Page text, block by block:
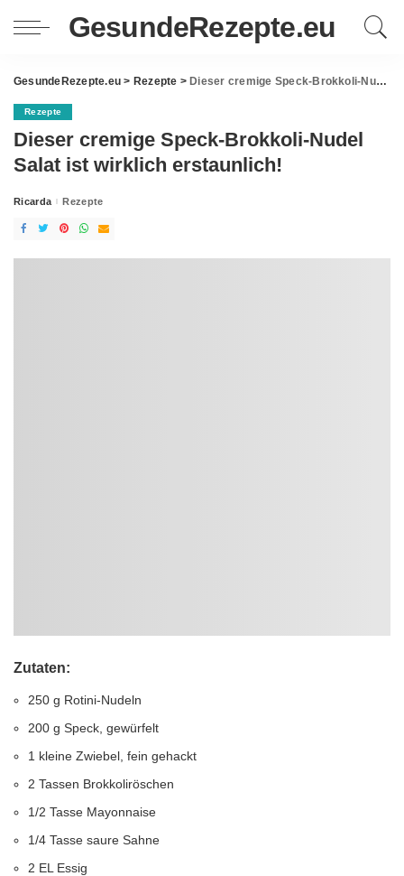
GesundeRezepte.eu
GesundeRezepte.eu > Rezepte > Dieser cremige Speck-Brokkoli-Nudel Salat ist wirklich erstaunlich!
Rezepte
Dieser cremige Speck-Brokkoli-Nudel
Salat ist wirklich erstaunlich!
Posted
Ricarda Rezepte
Zutaten:
250 g Rotini-Nudeln
200 g Speck, gewürfelt
1 kleine Zwiebel, fein gehackt
2 Tassen Brokkoliröschen
1/2 Tasse Mayonnaise
1/4 Tasse saure Sahne
2 EL Essig